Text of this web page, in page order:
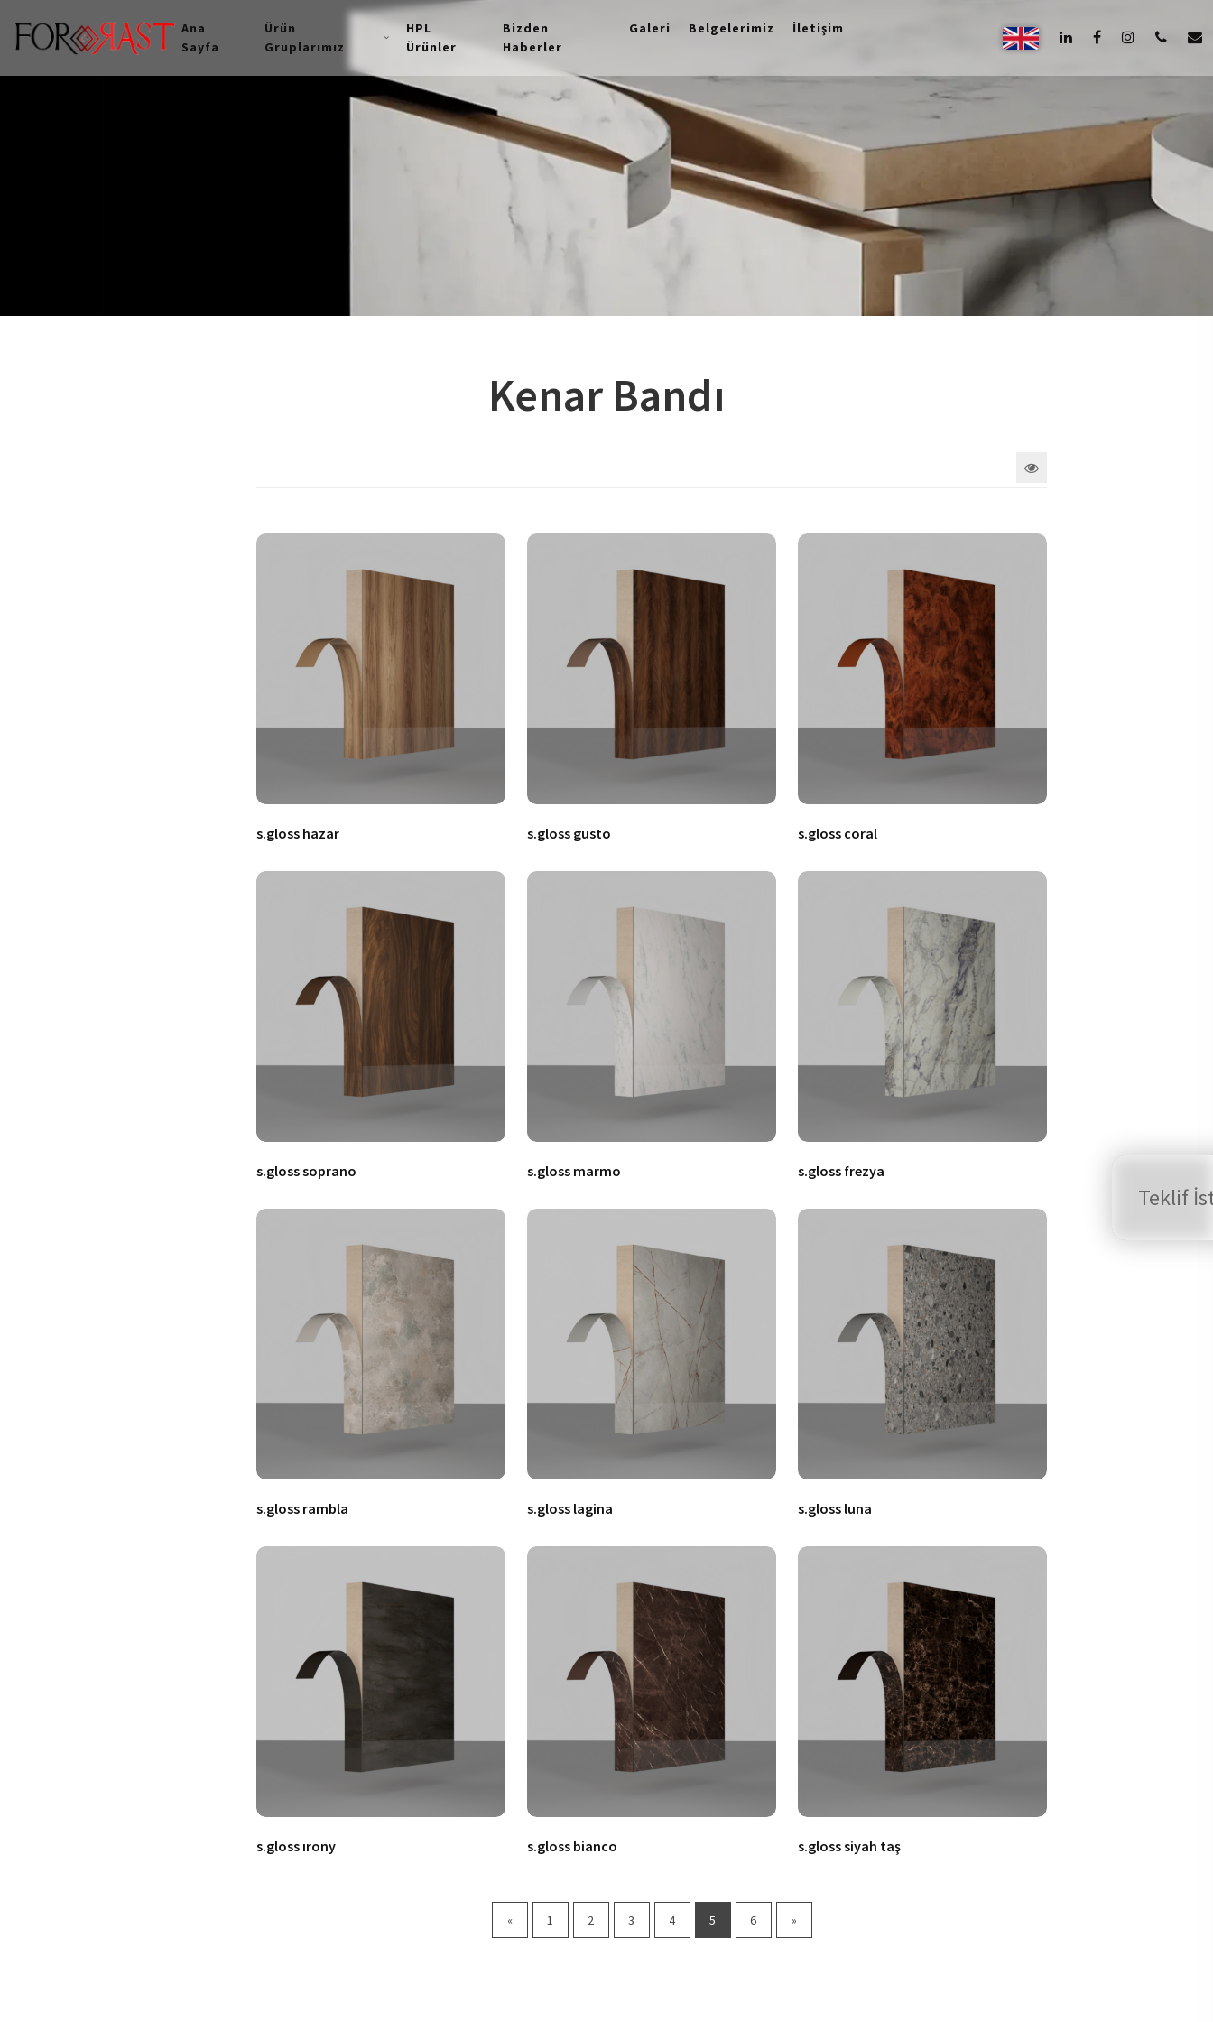
Teklif
Ana
Sayfa
Ürün
Gruplarımız
HPL
Ürünler
Bizden
Haberler
Galeri Belgelerimiz İletişim
Kenar Bandı
s.gloss hazar s.gloss gusto s.gloss coral
s.gloss soprano s.gloss marmo s.gloss frezya
s.gloss rambla s.gloss lagina s.gloss luna
s.gloss ırony s.gloss bianco s.gloss siyah taş
« 1 2 3 4 5 6 »